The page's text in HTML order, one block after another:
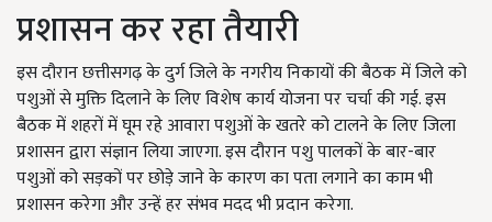
प्रशासन कर रहा तैयारी
इस दौरान छत्तीसगढ़ के दुर्ग जिले के नगरीय निकायों की बैठक में जिले को
पशुओं से मुक्ति दिलाने के लिए विशेष कार्य योजना पर चर्चा की गई. इस
बैठक में शहरों में घूम रहे आवारा पशुओं के खतरे को टालने के लिए जिला
प्रशासन द्वारा संज्ञान लिया जाएगा. इस दौरान पशु पालकों के बार-बार
पशुओं को सड़कों पर छोड़े जाने के कारण का पता लगाने का काम भी
प्रशासन करेगा और उन्हें हर संभव मदद भी प्रदान करेगा.